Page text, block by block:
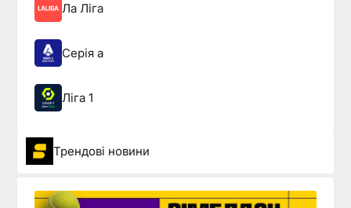
Ла Ліга
Серія а
Ліга 1
Трендові новини